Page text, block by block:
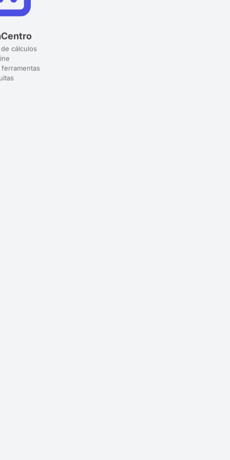
cálculos